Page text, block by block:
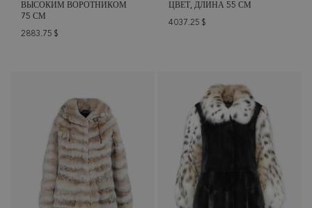
ВЫСОКИМ ВОРОТНИКОМ
75 СМ
2883.75 $
ЦВЕТ, ДЛИНА 55 СМ
4037.25 $